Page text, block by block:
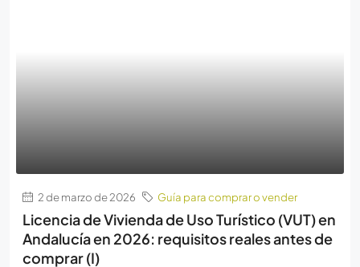
2 de marzo de 2026 Guía para comprar o vender
Licencia de Vivienda de Uso Turístico (VUT) en
Andalucía en 2026: requisitos reales antes de
comprar (I)